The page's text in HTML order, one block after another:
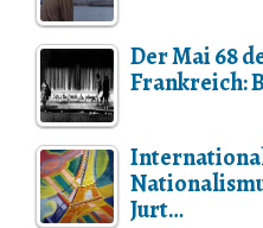
Der Mai 68
Frankreich:
Jurt…